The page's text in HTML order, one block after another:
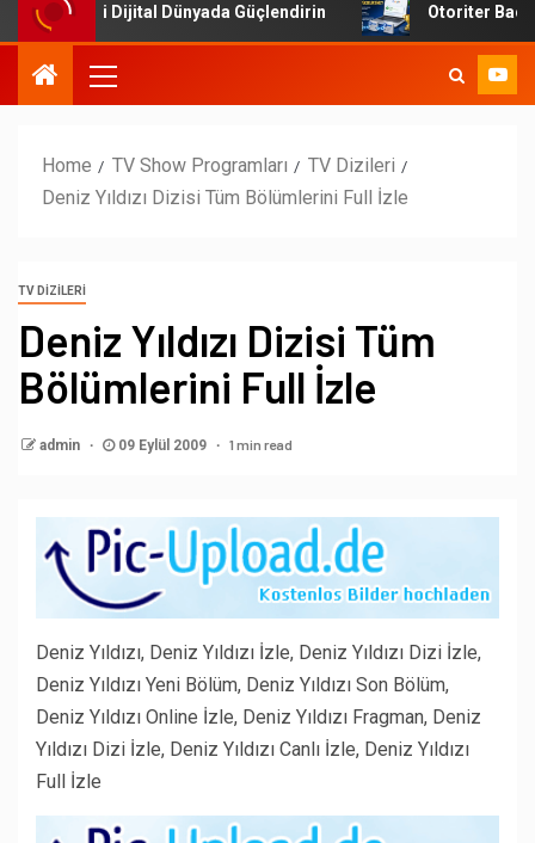
Dijital Dünyada Güçlendirin Otoriter Backlink
Home TV Show Programları
TV Dizileri
Deniz Yıldızı Dizisi Tüm Bölümlerini Full İzle
TV DIZILERI
Deniz Yıldızı Dizisi Tüm
Bölümlerini Full İzle
admin 09 Eylül 2009 1 min read
Deniz Yıldızı, Deniz Yıldızı İzle, Deniz Yıldızı Dizi İzle,
Deniz Yıldızı Yeni Bölüm, Deniz Yıldızı Son Bölüm,
Deniz Yıldızı Online İzle, Deniz Yıldızı Fragman, Deniz
Yıldızı Dizi İzle, Deniz Yıldızı Canlı İzle, Deniz Yıldızı
Full İzle